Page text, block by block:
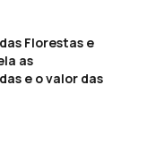
Florestas e
as
e o valor das